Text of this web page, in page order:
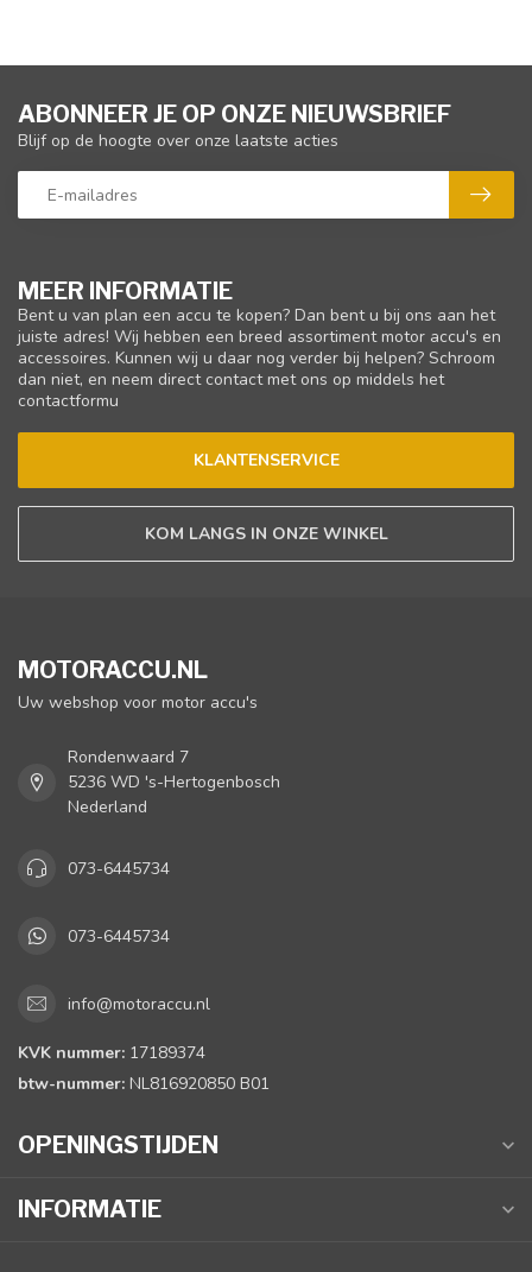
MEER INFORMATIE
Bent u van plan een accu te kopen? Dan bent u bij ons aan het
juiste adres! Wij hebben een breed assortiment motor accu's en
accessoires. Kunnen wij u daar nog verder bij helpen? Schroom
dan niet, en neem direct contact met ons op middels het
contactformu
KLANTENSERVICE
KOM LANGS IN ONZE WINKEL
ABONNEER JE OP ONZE NIEUWSBRIEF
Blijf op de hoogte over onze laatste acties
MOTORACCU.NL
Uw webshop voor motor accu's
Rondenwaard 7
5236 WD 's-Hertogenbosch
Nederland
073-6445734
073-6445734
info@motoraccu.nl
KVK nummer: 17189374
btw-nummer: NL816920850 B01
OPENINGSTIJDEN
INFORMATIE